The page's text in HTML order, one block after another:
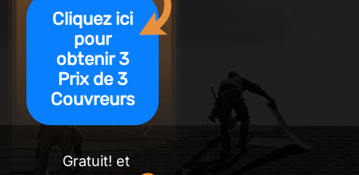
Gratuit! et